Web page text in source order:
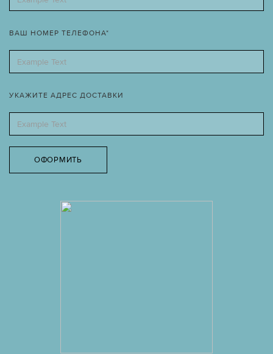
ВАШ НОМЕР ТЕЛЕФОНА*
УКАЖИТЕ АДРЕС ДОСТАВКИ